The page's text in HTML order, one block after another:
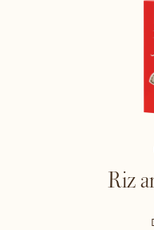
Riz